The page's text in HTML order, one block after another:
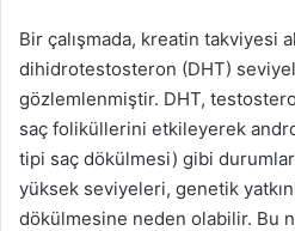
Bir çalışmada, kreatin takviyesi
dihidrotestosteron (DHT)
gözlemlenmiştir. DHT,
saç foliküllerini etkileyerek
tipi saç dökülmesi) gibi
yüksek seviyeleri, genetik
dökülmesine neden olabilir. Bu